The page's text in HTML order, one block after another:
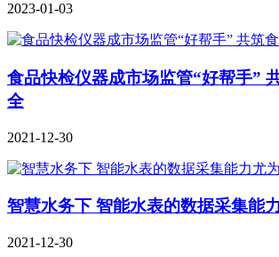
2023-01-03
食品快检仪器成市场监管“好帮手”
全
2021-12-30
智慧水务下 智能水表的数据采集能
2021-12-30